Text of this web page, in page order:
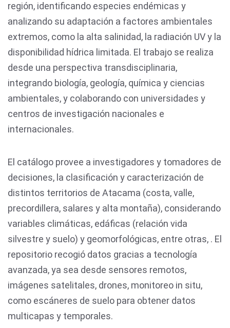
región, identificando especies endémicas y
analizando su adaptación a factores ambientales
extremos, como la alta salinidad, la radiación UV y la
disponibilidad hídrica limitada. El trabajo se realiza
desde una perspectiva transdisciplinaria,
integrando biología, geología, química y ciencias
ambientales, y colaborando con universidades y
centros de investigación nacionales e
internacionales.
El catálogo provee a investigadores y tomadores de
decisiones, la clasificación y caracterización de
distintos territorios de Atacama (costa, valle,
precordillera, salares y alta montaña), considerando
variables climáticas, edáficas (relación vida
silvestre y suelo) y geomorfológicas, entre otras, . El
repositorio recogió datos gracias a tecnología
avanzada, ya sea desde sensores remotos,
imágenes satelitales, drones, monitoreo in situ,
como escáneres de suelo para obtener datos
multicapas y temporales.